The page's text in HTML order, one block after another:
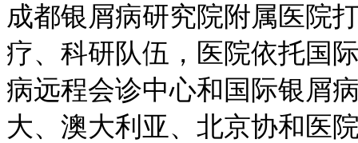
成都银屑病研究院附属医院
疗、科研队伍，医院依托国
病远程会诊中心和国际银屑
大、澳大利亚、北京协和医